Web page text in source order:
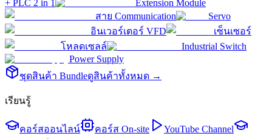
+ PLC 2 in 1
Extension Module
สาย Communication
Servo
อินเวอร์เตอร์ VFD
เซ็นเซอร์
โหลดเซลล์
Industrial Switch
Power Supply
ชุดสินค้า Bundleดูสินค้าทั้งหมด →
เรียนรู้
คอร์สออนไลน์ คอร์ส On-site
YouTube Channel